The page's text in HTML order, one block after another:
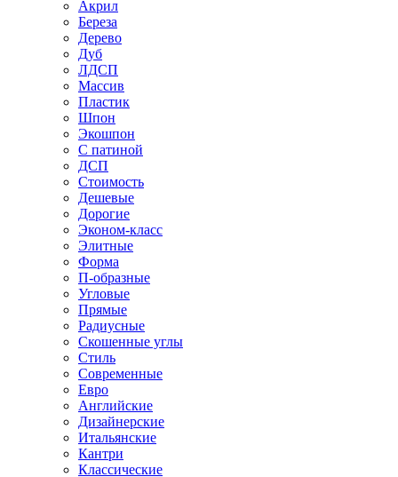
Акрил
Береза
Дерево
Дуб
ЛДСП
Массив
Пластик
Шпон
Экошпон
С патиной
ДСП
Стоимость
Дешевые
Дорогие
Эконом-класс
Элитные
Форма
П-образные
Угловые
Прямые
Радиусные
Скошенные углы
Стиль
Современные
Евро
Английские
Дизайнерские
Итальянские
Кантри
Классические